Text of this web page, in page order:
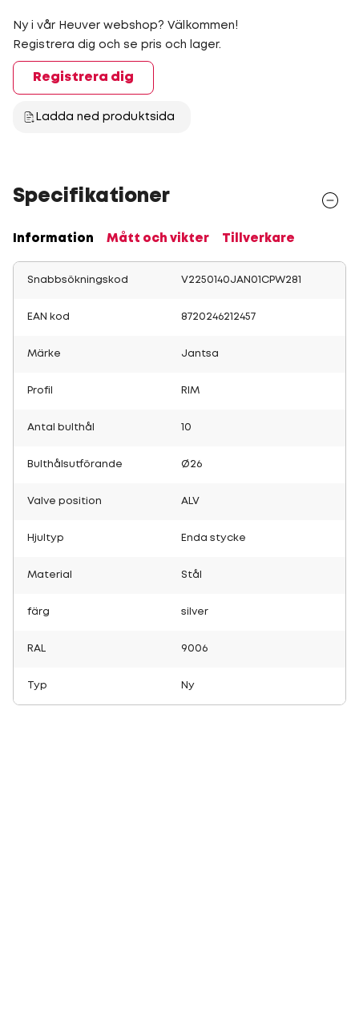
Ny i vår Heuver webshop? Välkommen!
Registrera dig och se pris och lager.
Registrera dig
Ladda ned produktsida
Specifikationer
Information Mått och vikter Tillverkare
Snabbsökningskod V2250140JAN01CPW281
EAN kod 8720246212457
Märke Jantsa
Profil RIM
Antal bulthål 10
Bulthålsutförande Ø26
Valve position ALV
Hjultyp Enda stycke
Material Stål
färg silver
RAL 9006
Typ Ny